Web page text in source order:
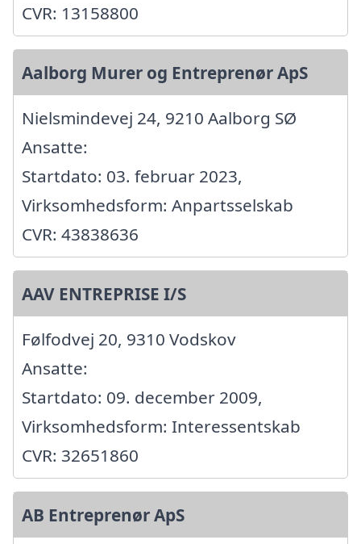
CVR: 13158800
Aalborg Murer og Entreprenør ApS
Nielsmindevej 24, 9210 Aalborg SØ
Ansatte:
Startdato: 03. februar 2023,
Virksomhedsform: Anpartsselskab
CVR: 43838636
AAV ENTREPRISE I/S
Følfodvej 20, 9310 Vodskov
Ansatte:
Startdato: 09. december 2009,
Virksomhedsform: Interessentskab
CVR: 32651860
AB Entreprenør ApS